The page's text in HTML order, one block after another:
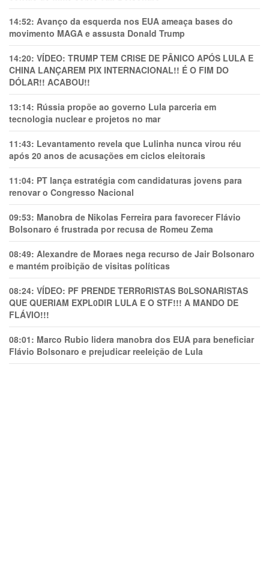
14:52: Avanço da esquerda nos EUA ameaça bases do
movimento MAGA e assusta Donald Trump
14:20: VÍDEO: TRUMP TEM CRlSE DE PÂNlCO APÓS LULA E
CHINA LANÇAREM PIX INTERNACIONAL!! É O FIM DO
DÓLAR!! ACABOU!!
13:14: Rússia propõe ao governo Lula parceria em
tecnologia nuclear e projetos no mar
11:43: Levantamento revela que Lulinha nunca virou réu
após 20 anos de acusações em ciclos eleitorais
11:04: PT lança estratégia com candidaturas jovens para
renovar o Congresso Nacional
09:53: Manobra de Nikolas Ferreira para favorecer Flávio
Bolsonaro é frustrada por recusa de Romeu Zema
08:49: Alexandre de Moraes nega recurso de Jair Bolsonaro
e mantém proibição de visitas políticas
08:24: VÍDEO: PF PRENDE TERR0RlSTAS B0LSONARlSTAS
QUE QUERIAM EXPL0DlR LULA E O STF!!! A MANDO DE
FLÁVIO!!!
08:01: Marco Rubio lidera manobra dos EUA para beneficiar
Flávio Bolsonaro e prejudicar reeleição de Lula